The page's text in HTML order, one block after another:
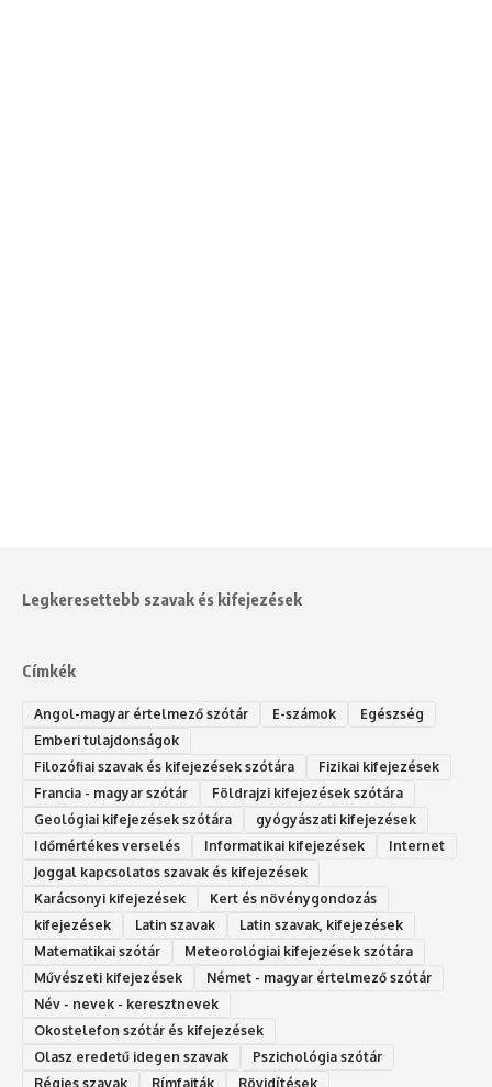
Legkeresettebb szavak és kifejezések
Címkék
Angol-magyar értelmező szótár E-számok
Egészség
Emberi tulajdonságok
Filozófiai szavak és kifejezések szótára
Fizikai kifejezések
Francia - magyar szótár
Földrajzi kifejezések szótára
Geológiai kifejezések szótára
gyógyászati kifejezések
Időmértékes verselés
Informatikai kifejezések
Internet
Joggal kapcsolatos szavak és kifejezések
Karácsonyi kifejezések
Kert és növénygondozás
kifejezések
Latin szavak
Latin szavak, kifejezések
Matematikai szótár
Meteorológiai kifejezések szótára
Művészeti kifejezések
Német - magyar értelmező szótár
Név - nevek - keresztnevek
Okostelefon szótár és kifejezések
Olasz eredetű idegen szavak
Ps‮gólohciz‬ia s‮átóz‬r
Régies szavak
Rímfajták Rövidítések